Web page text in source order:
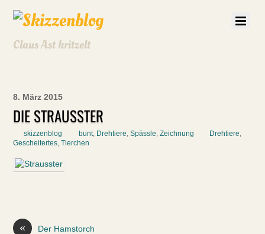
Claus Ast kritzelt
8. März 2015
DIE STRAUSSTER
skizzenblog bunt, Drehtiere,Spässle,Zeichnung Drehtiere,
Gescheitertes,Tierchen
« Der Hamstorch